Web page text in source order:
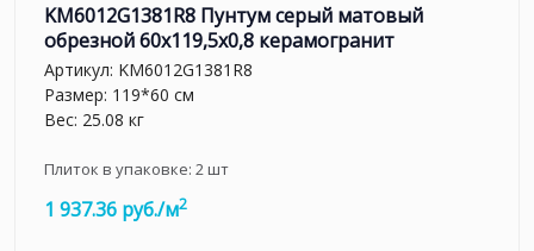
KM6012G1381R8 Пунтум серый матовый
обрезной 60x119,5x0,8 керамогранит
Артикул: KM6012G1381R8
Размер: 119*60 см
Вес: 25.08 кг
Плиток в упаковке: 2шт
1 937.36 руб./м2